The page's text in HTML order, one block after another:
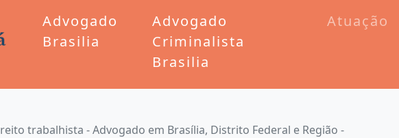
Advogado
Brasilia
Advogado
Criminalista
Brasilia
Atuação
trabalhista - Advogado em Brasília, Distrito Federal e Região -